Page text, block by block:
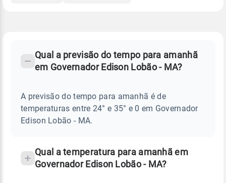
GOVERNADOR
EDISON
LOBÃO
Perguntas
sobre
chuva
Qual a previsão do tempo para amanhã
em Governador Edison Lobão - MA?
A previsão do tempo para amanhã é de
temperaturas entre 24° e 35° e 0 em Governador
Edison Lobão - MA.
Qual a temperatura para amanhã em
Governador Edison Lobão - MA?